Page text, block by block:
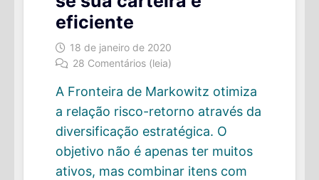
eficiente
18 de janeiro de 2020
28 Comentários (leia)
A Fronteira de Markowitz otimiza
a relação risco-retorno através da
diversificação estratégica. O
objetivo não é apenas ter muitos
ativos, mas combinar itens com